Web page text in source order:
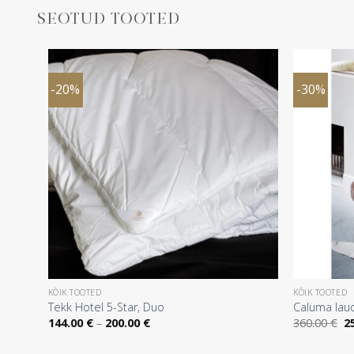
SEOTUD TOOTED
-20%
KÕIK TOOTED
Tekk Hotel 5-Star, Duo
144.00 € – 200.00 €Hinnavahemik:
-30%
KÕIK TOOTED
Caluma
360.00€